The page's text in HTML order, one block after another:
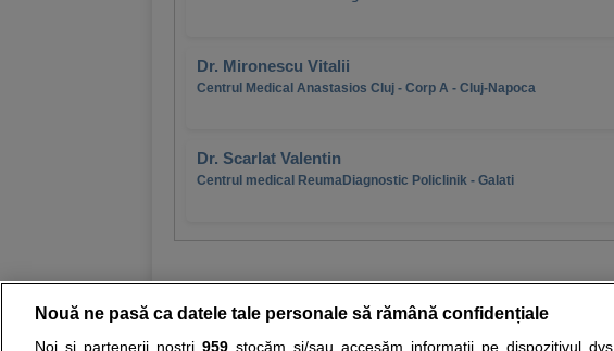
Dr. Mironescu Vitalii
Centrul Medical Anastasios Cluj - Corp A - Cluj-Napoca
Dr. Scarlat Valentin
Centrul medical ReumaDiagnostic Policlinik - Galati
Nouă ne pasă ca datele tale personale să rămână confidențiale
Noi și partenerii noștri 959stocăm și/sau accesăm informații pe dispozitivul dvs.,